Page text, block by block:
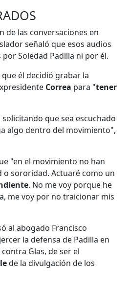
de las conversaciones en
señaló que esos audios
Soledad Padilla ni por él.
él decidió grabar la
Correa para "tener
que sea escuchado
algo dentro del movimiento",
"en el movimiento no han
sororidad. Actuaré como un
. No me voy porque he
me voy por no traicionar mis
al abogado Francisco
la defensa de Padilla en
contra Glas, de ser el
de la divulgación de los